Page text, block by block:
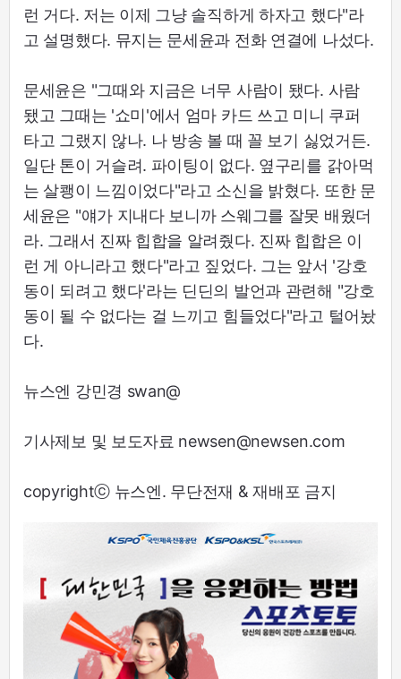
런 거다. 저는 이제 그냥 솔직하게 하자고 했다"라
고 설명했다. 뮤지는 문세윤과 전화 연결에 나섰다.
문세윤은 "그때와 지금은 너무 사람이 됐다. 사람
됐고 그때는 '쇼미'에서 엄마 카드 쓰고 미니 쿠퍼
타고 그랬지 않나. 나 방송 볼 때 꼴 보기 싫었거든.
일단 톤이 거슬려. 파이팅이 없다. 옆구리를 갉아먹
는 살쾡이 느낌이었다"라고 소신을 밝혔다. 또한 문
세윤은 "얘가 지내다 보니까 스웨그를 잘못 배웠더
라. 그래서 진짜 힙합을 알려줬다. 진짜 힙합은 이
런 게 아니라고 했다"라고 짚었다. 그는 앞서 '강호
동이 되려고 했다'라는 딘딘의 발언과 관련해 "강호
동이 될 수 없다는 걸 느끼고 힘들었다"라고 털어놨
다.
뉴스엔 강민경 swan@
기사제보 및 보도자료 newsen@newsen.com
copyrightⓒ 뉴스엔. 무단전재 & 재배포 금지